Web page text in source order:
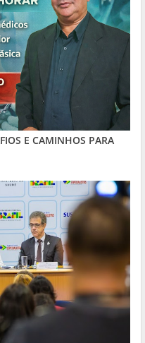
E CAMINHOS PARA